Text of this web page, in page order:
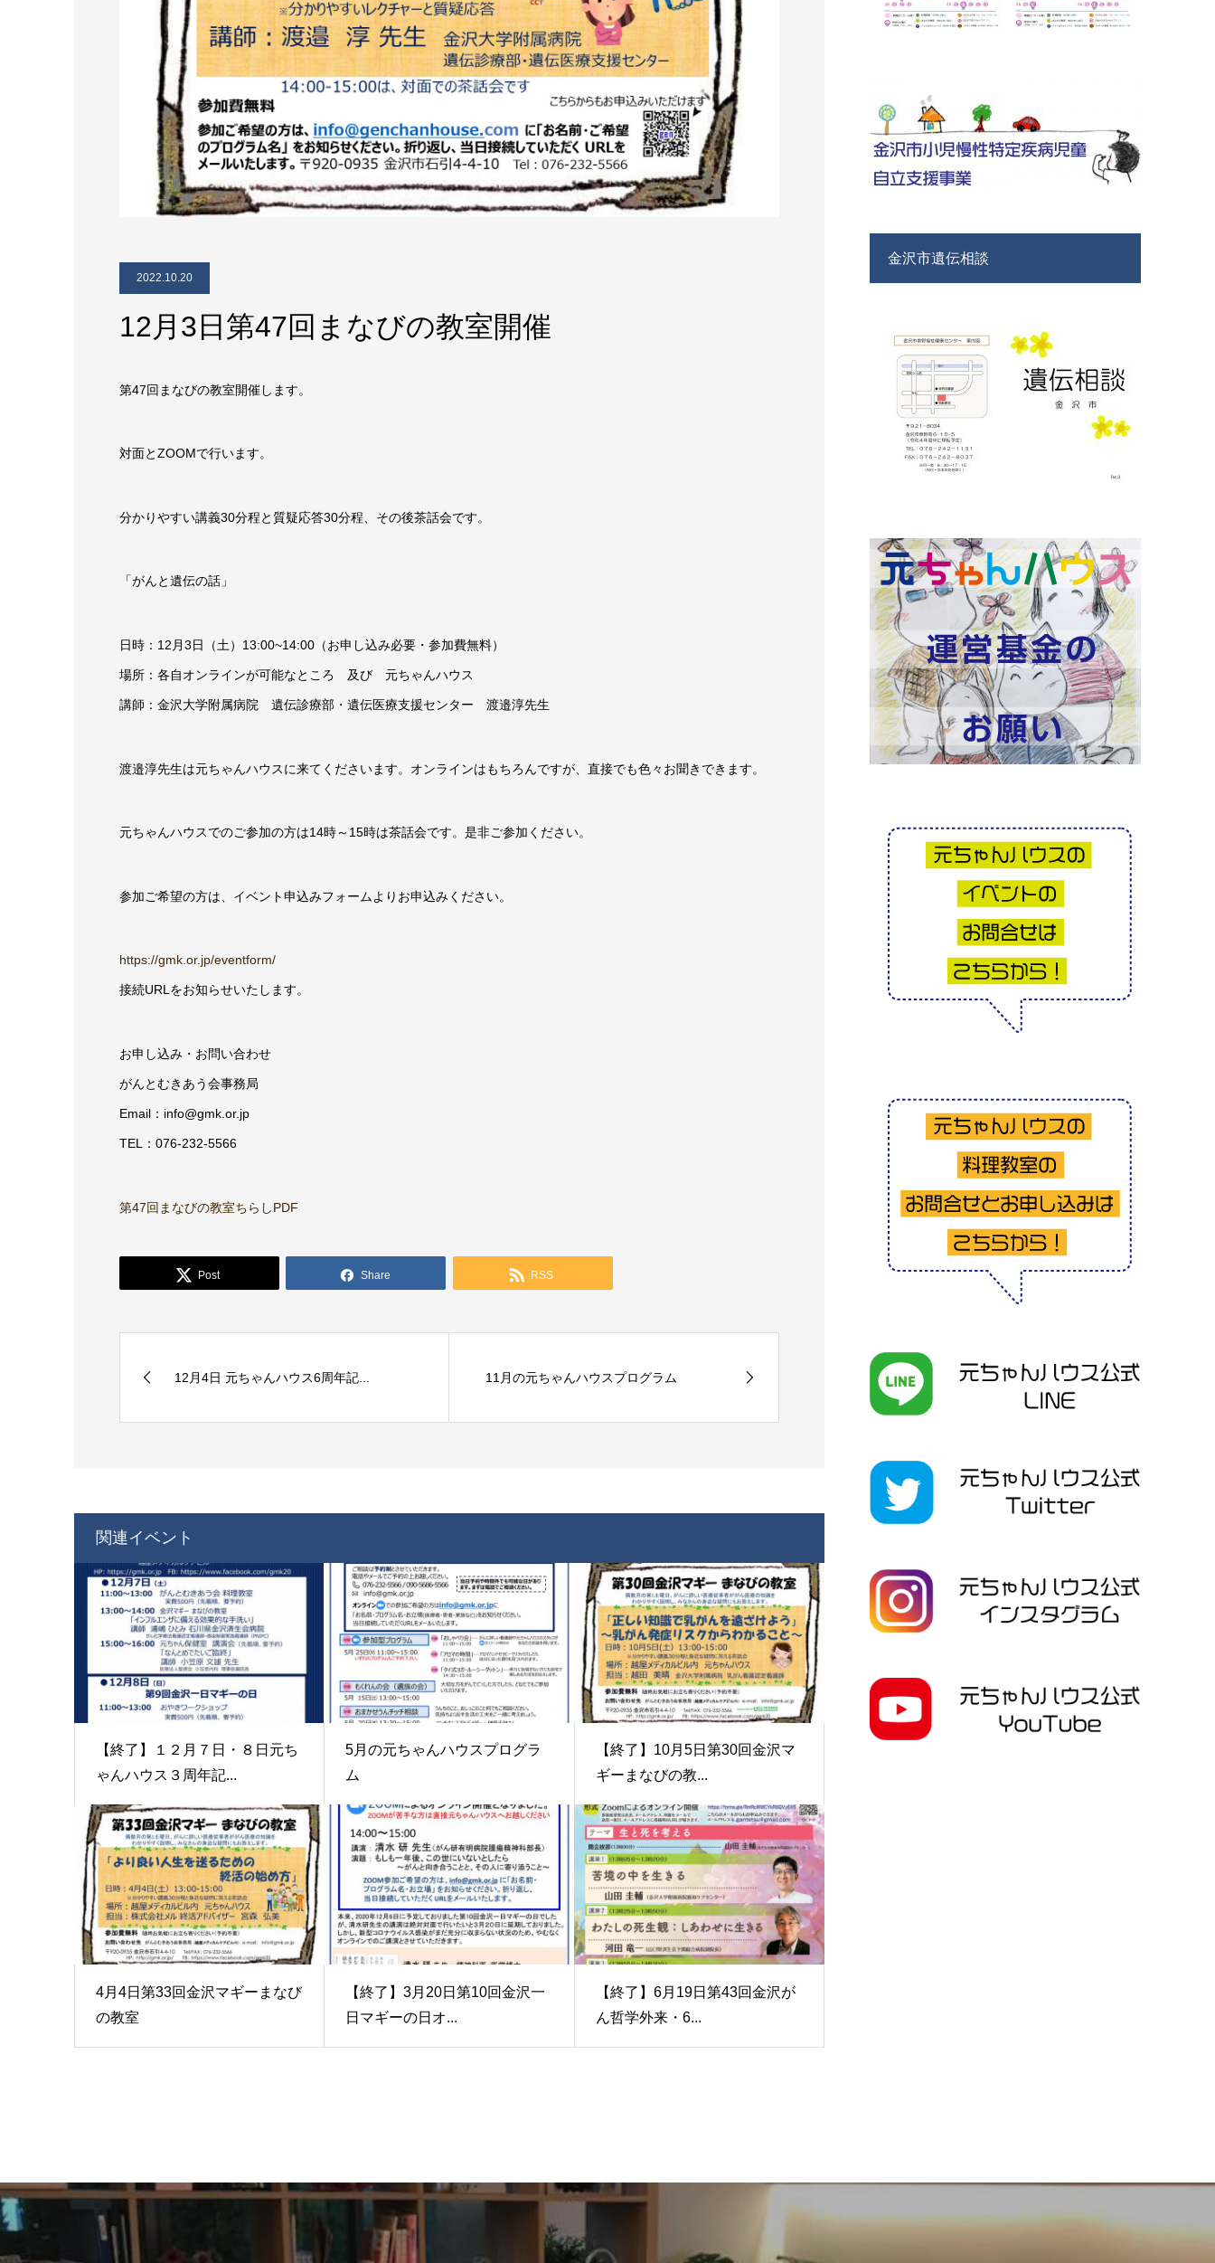
2022.10.20
12月3日第47回まなびの教室開催
第47回まなびの教室開催します。
対面とZOOMで行います。
分かりやすい講義30分程と質疑応答30分程、その後茶話会です。
「がんと遺伝の話」
日時：12月3日（土）13:00~14:00（お申し込み必要・参加費無料）
場所：各自オンラインが可能なところ 及び 元ちゃんハウス
講師：金沢大学附属病院 遺伝診療部・遺伝医療支援センター 渡邉淳先生
渡邉淳先生は元ちゃんハウスに来てくださいます。オンラインはもちろんですが、直接でも色々お聞きできます。
元ちゃんハウスでのご参加の方は14時～15時は茶話会です。是非ご参加ください。
参加ご希望の方は、イベント申込みフォームよりお申込みください。
https://gmk.or.jp/eventform/
接続URLをお知らせいたします。
お申し込み・お問い合わせ
がんとむきあう会事務局
Email：info@gmk.or.jp
TEL：076-232-5566
第47回まなびの教室ちらしPDF
Post Share RSS
12月4日 元ちゃんハウス6周年記... 11月の元ちゃんハウスプログラム
関連イベント
【終了】１２月７日・８日元ち
ゃんハウス３周年記...
5月の元ちゃんハウスプログラ
ム
【終了】10月5日第30回金沢マ
ギーまなびの教...
4月4日第33回金沢マギーまなび
の教室
【終了】3月20日第10回金沢一
日マギーの日オ...
【終了】6月19日第43回金沢が
ん哲学外来・6...
金沢市遺伝相談